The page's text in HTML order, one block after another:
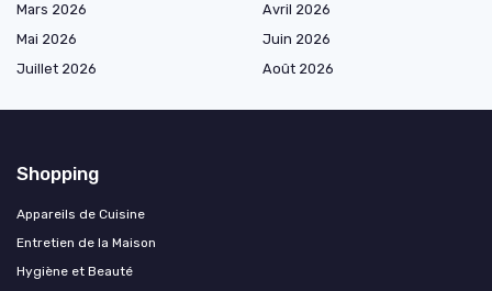
Mars 2026
Avril 2026
Mai 2026
Juin 2026
Juillet 2026
Août 2026
Shopping
Appareils de Cuisine
Entretien de la Maison
Hygiène et Beauté